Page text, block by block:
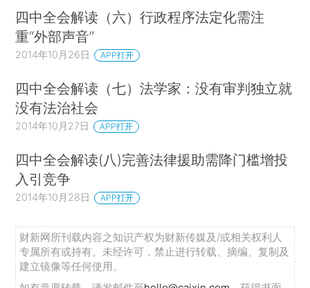
四中全会解读（六）行政程序法定化需注
重“外部声音”
2014年10月26日 APP打开
四中全会解读（七）法学家：没有审判独立就
没有法治社会
2014年10月27日 APP打开
四中全会解读(八)完善法律援助需降门槛增投
入引竞争
2014年10月28日 APP打开
财新网所刊载内容之知识产权为财新传媒及/或相关权利人
专属所有或持有。未经许可，禁止进行转载、摘编、复制及
建立镜像等任何使用。